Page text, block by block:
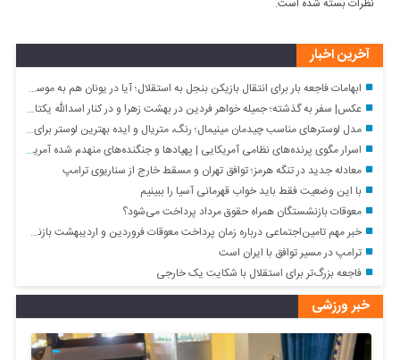
آخرین اخبار
ابهامات فاجعه بار برای انتقال بازیکن بنجل به استقلال؛ آیا در یونان هم به موسی جنپو یک میلیون دلار پیش پرداخت دادند؟!
عکس| سفر به گذشته؛ جمیله خواهر فردین در بهشت زهرا و در کنار اسدالله یکتا؛ سال ۹۷
مدل لوسترهای مناسب چیدمان مینیمال؛ رنگ، متریال و ایده بهترین لوستر برای هر فضا
اسرار مگوی پرنده‌های نظامی آمریکایی | پهپادها و جنگنده‌های منهدم شده آمریکایی توسط نیروی هوافضای سپاه + فیلم
معادله جدید در تنگه هرمز؛ توافق تهران و مسقط خارج از سناریوی ترامپ
با این وضعیت فقط باید خواب قهرمانی آسیا را ببینیم
معوقات بازنشستگان همراه حقوق مرداد پرداخت می‌شود؟
خبر مهم تامین‌اجتماعی درباره زمان پرداخت معوقات فروردین و اردیبهشت بازنشستگان/ چرا پرداخت معوقات به تاخیر افتاد؟
ترامپ در مسیر توافق با ایران است
فاجعه بزرگ‌تر برای استقلال با شکایت یک خارجی
خبر ورزشی